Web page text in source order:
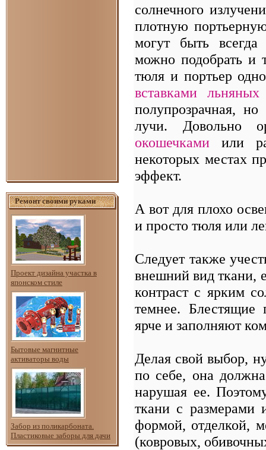
Ремонт своими руками
Проект дизайна участка в
японском стиле
Бытовые магнитные
активаторы воды
Забор из поликарбоната.
Пластиковые заборы для дачи
солнечного
плотную
могут быть
можно подобрать и
тюля и портьер
вставками
полупрозрачная,
лучи. Довольно
окошечками или
некоторых местах
эффект.
А вот для плохо
и просто тюля или
Следует также
внешний вид ткани,
контраст с ярким
темнее. Блестящие
ярче и заполняют
Делая свой выбор,
по себе, она
нарушая ее.
ткани с размерами
формой, отделкой,
(ковровых,